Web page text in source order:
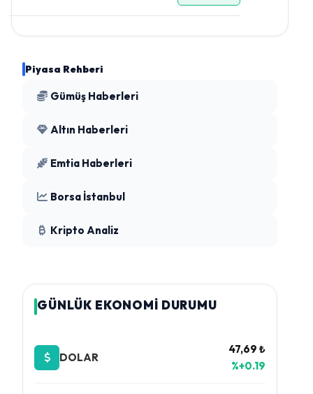
Piyasa Rehberi
Gümüş Haberleri
Altın Haberleri
Emtia Haberleri
Borsa İstanbul
Kripto Analiz
GÜNLÜK EKONOMİ DURUMU
DOLAR
47,69 ₺
%+0.19